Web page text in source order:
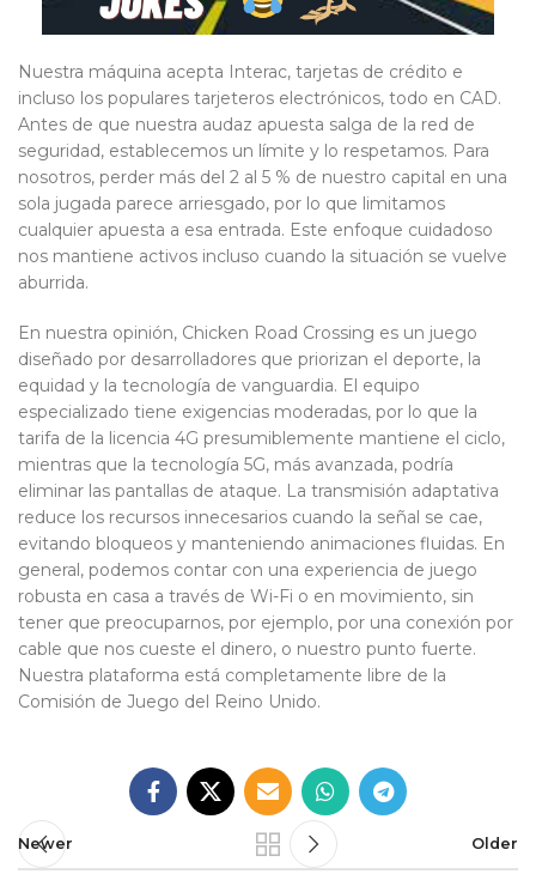
Nuestra máquina acepta Interac, tarjetas de crédito e
incluso los populares tarjeteros electrónicos, todo en CAD.
Antes de que nuestra audaz apuesta salga de la red de
seguridad, establecemos un límite y lo respetamos. Para
nosotros, perder más del 2 al 5 % de nuestro capital en una
sola jugada parece arriesgado, por lo que limitamos
cualquier apuesta a esa entrada. Este enfoque cuidadoso
nos mantiene activos incluso cuando la situación se vuelve
aburrida.
En nuestra opinión, Chicken Road Crossing es un juego
diseñado por desarrolladores que priorizan el deporte, la
equidad y la tecnología de vanguardia. El equipo
especializado tiene exigencias moderadas, por lo que la
tarifa de la licencia 4G presumiblemente mantiene el ciclo,
mientras que la tecnología 5G, más avanzada, podría
eliminar las pantallas de ataque. La transmisión adaptativa
reduce los recursos innecesarios cuando la señal se cae,
evitando bloqueos y manteniendo animaciones fluidas. En
general, podemos contar con una experiencia de juego
robusta en casa a través de Wi-Fi o en movimiento, sin
tener que preocuparnos, por ejemplo, por una conexión por
cable que nos cueste el dinero, o nuestro punto fuerte.
Nuestra plataforma está completamente libre de la
Comisión de Juego del Reino Unido.
Newer Older